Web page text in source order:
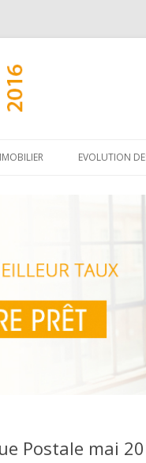
EVOLUTION
Postale mai